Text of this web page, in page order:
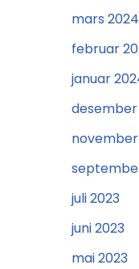
mars 2024
februar
januar
desember
juli 2023
juni 2023
mai 2023